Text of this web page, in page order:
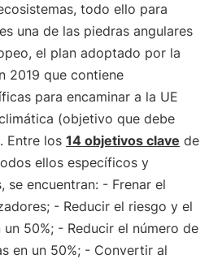
todo ello para
una de las piedras angulares
el plan adoptado por la
2019 que contiene
para encaminar a la UE
(objetivo que debe
Entre los 14 objetivos clave de
ellos específicos y
se encuentran: - Frenar el
- Reducir el riesgo y el
50%; - Reducir el número de
en un 50%; - Convertir al